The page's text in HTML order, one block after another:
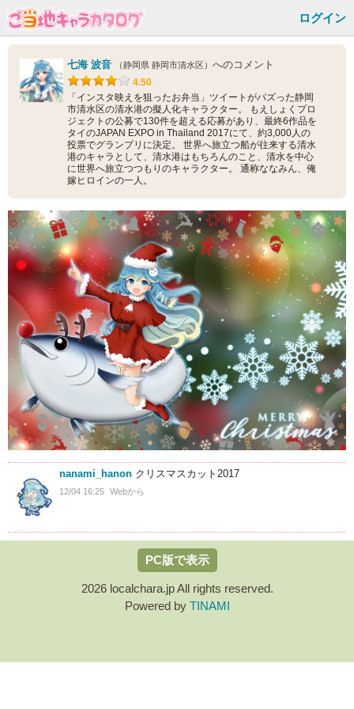
ログイン
七海 波音 （静岡県 静岡市清水区） へのコメント
4.50
「インスタ映えを狙ったお弁当」ツイートがバズった静岡
市清水区の清水港の擬人化キャラクター。 もえしょくプロ
ジェクトの公募で130件を超える応募があり、最終6作品を
タイのJAPAN EXPO in Thailand 2017にて、約3,000人の
投票でグランプリに決定。 世界へ旅立つ船が往来する清水
港のキャラとして、清水港はもちろんのこと、清水を中心
に世界へ旅立つつもりのキャラクター。 通称ななみん、俺
嫁ヒロインの一人。
nanami_hanon クリスマスカット2017
12/04 16:25 Webから
PC版で表示
2026 localchara.jp All rights reserved.
Powered by TINAMI